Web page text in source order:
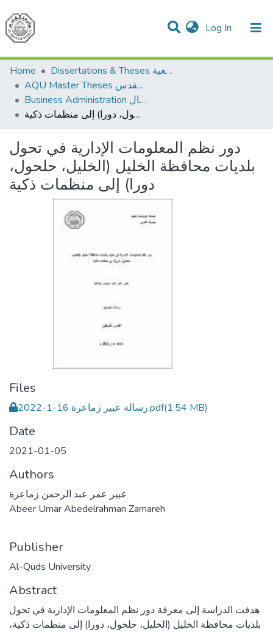
Log In (current)
Communities & Collections
All of DSpace
Home
Dissertations & Theses الرسائل الجامعية
AQU Master Theses الرسائل الجامعية الخاصة بجامعة القدس
Business Administration إدارة الاعمال
دور نظم المعلومات الإدارية في تحول بلديات محافظة الخليل (الخليل، حلحول، دورا) إلى منظمات ذكية
دور نظم المعلومات الإدارية في تحول
بلديات محافظة الخليل (الخليل، حلحول،
دورا) إلى منظمات ذكية
Files
رسالة عبير زماعرة 16-1-2022.pdf(1.54 MB)
Date
2021-01-05
Authors
عبير عمر عبد الرحمن زماعرة
Abeer Umar Abedelrahman Zamareh
Publisher
Al-Quds University
Abstract
هدفت الدراسة إلى معرفة دور نظم المعلومات الإدارية في تحول
بلديات محافظة الخليل (الخليل، حلحول، دورا) إلى منظمات ذكية،